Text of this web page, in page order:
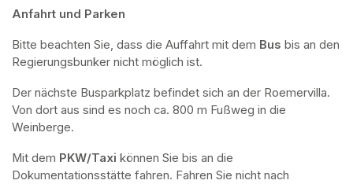
Anfahrt und Parken
Bitte beachten Sie, dass die Auffahrt mit dem Bus bis an den
Regierungsbunker nicht möglich ist.
Der nächste Busparkplatz befindet sich an der Roemervilla.
Von dort aus sind es noch ca. 800 m Fußweg in die
Weinberge.
Mit dem PKW/Taxi können Sie bis an die
Dokumentationsstätte fahren. Fahren Sie nicht nach